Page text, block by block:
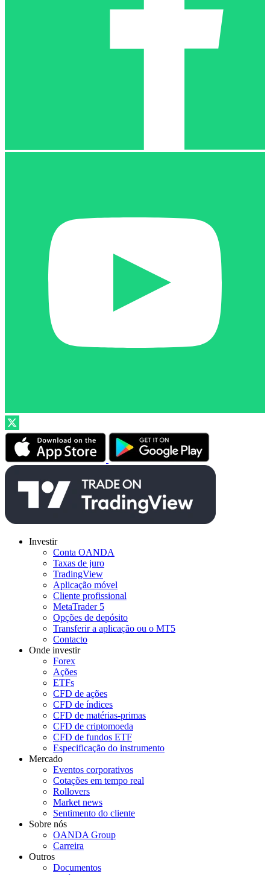
Investir
Conta OANDA
Taxas de juro
TradingView
Aplicação móvel
Cliente profissional
MetaTrader 5
Opções de depósito
Transferir a aplicação ou o MT5
Contacto
Onde investir
Forex
Ações
ETFs
CFD de ações
CFD de índices
CFD de matérias-primas
CFD de criptomoeda
CFD de fundos ETF
Especificação do instrumento
Mercado
Eventos corporativos
Cotações em tempo real
Rollovers
Market news
Sentimento do cliente
Sobre nós
OANDA Group
Carreira
Outros
Documentos